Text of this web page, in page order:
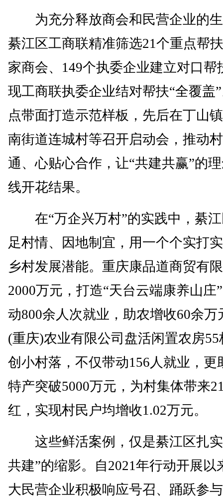
为充分释放商会和民营企业的生
綦江区工商联精准筛选21个重点帮
家商会、149个执委企业建立对口帮
现工商联执委企业结对帮扶“全覆盖
点带面打造示范样板，先后在丁山
南街道连城村等召开启动会，推动
通、心贴心合作，让“共建共赢”的
线开花结果。
在“万企兴万村”的实践中，綦江
足村情、因地制宜，用一个个实打
乡村发展潜能。重庆康品道商贸有
2000万元，打造“天台云端康养山庄
动800余人次就业，助农增收60余万
(重庆)农业有限公司盘活闲置农房
创小村落，不仅带动156人就业，更
特产突破5000万元，为村集体带来
红，实现村民户均增收1.02万元。
这些鲜活案例，仅是綦江区扎实
共建”的缩影。自2021年行动开展以
大民营企业积极响应号召、踊跃参